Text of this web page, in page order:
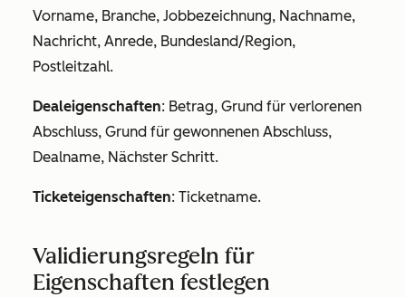
Vorname, Branche, Jobbezeichnung, Nachname,
Nachricht, Anrede, Bundesland/Region,
Postleitzahl.
Dealeigenschaften: Betrag, Grund für verlorenen
Abschluss, Grund für gewonnenen Abschluss,
Dealname, Nächster Schritt.
Ticketeigenschaften: Ticketname.
Validierungsregeln für
Eigenschaften festlegen